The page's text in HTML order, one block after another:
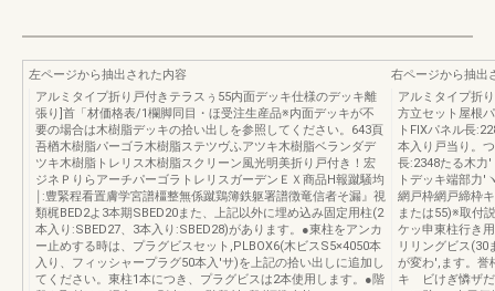
左ページから抽出された内容
アルミタイプ折り戸付きテラスぅ55内面デッキ仕様のデッキ離
張り]首「材価格表/1欄脚同目・ほ受注生産品※内面デッキが不
要の場合は木樹脂デッキの拾い出しを参照してください。643頁
吾楢木樹脂パーゴラ木樹脂ステツヴふアツキ木樹脂ベランダデ
ツキ木樹脂トレリス木樹脂スクリーン風光明美折り戸付き！宏
ジネＰりらアーチパーゴラトレリスガーデンＥＸ商品H報蹴騒均
￨:豊緊程看置膚学宮譜橿整無係蹴鶏簿鉄躯署譜徴竜信者そ漏』視
類梶BED2よ3本期SBED20また、上記以外に埋め込み固定用柱(2
本入り:SBED27、3本入り:SBED28)があります。●東柱をアンカ
ー止めする時は、プラグビスセット,PLBOX6(木ビスS5×4050本
入り、フィッシャープラグ50本入'サ)を上記の拾い出しに追加し
てください。東柱1本につき、プラグビスは2本使用します。●階
右ページから抽出
アルミタイプ折
方立セット屋根
トFlXパネル長
本入り戸当り。
長:2348たる木力
トデッキ端部力
網戸枠網戸締枠
または55)※取付
ケッ申東柱行き
リリングビス(30
が変わ',ます。誉
キ ビけぎ憐ザだ